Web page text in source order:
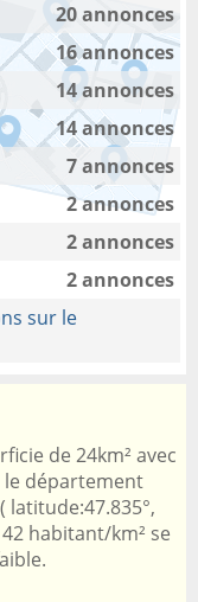
20 annonces
16 annonces
14 annonces
14 annonces
7 annonces
2 annonces
2 annonces
2 annonces
sur le
de 24km² avec
le département
habitant/km² se